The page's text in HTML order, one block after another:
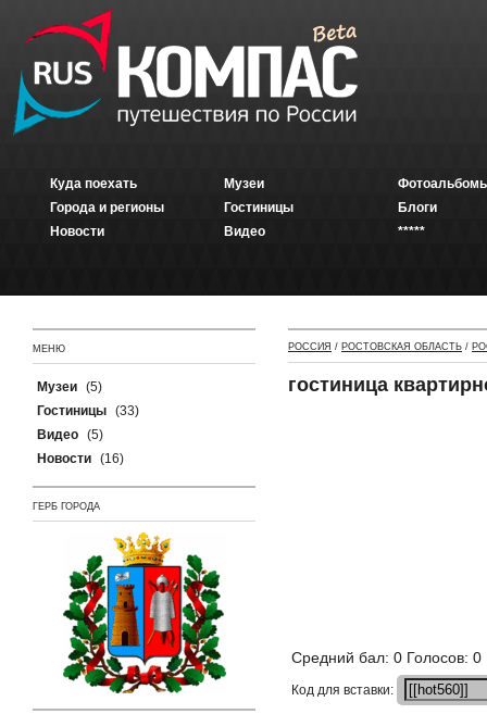
Куда поехать
Города и регионы
Новости
Музеи
Гостиницы
Видео
Блоги
*****
МЕНЮ
Музеи (5)
Гостиницы (33)
Видео (5)
Новости (16)
ГЕРБ ГОРОДА
РОССИЯ / РОСТОВСКАЯ ОБЛАСТЬ /
гостиница
Средний бал: 0 Голосов: 0
Кoд для вставки: